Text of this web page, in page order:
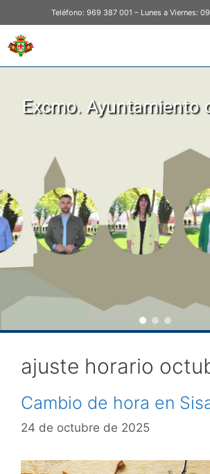
Teléfono: 969 387 001 – Lunes a Viernes:
Excmo. Ayuntamiento
ajuste horario
Cambio de hora en
24 de octubre de 2025